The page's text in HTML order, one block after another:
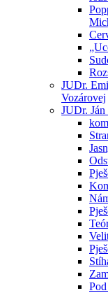
JUDr.
Vozárovej
JUDr. Ján